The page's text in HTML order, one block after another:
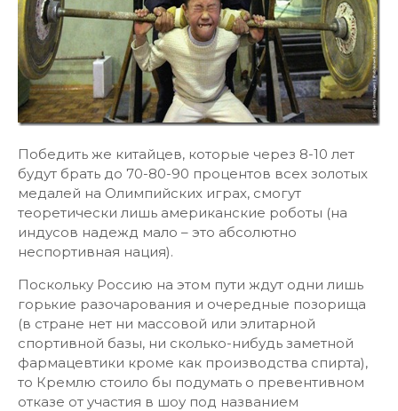
Победить же китайцев, которые через 8-10 лет
будут брать до 70-80-90 процентов всех золотых
медалей на Олимпийских играх, смогут
теоретически лишь американские роботы (на
индусов надежд мало – это абсолютно
неспортивная нация).
Поскольку Россию на этом пути ждут одни лишь
горькие разочарования и очередные позорища
(в стране нет ни массовой или элитарной
спортивной базы, ни сколько-нибудь заметной
фармацевтики кроме как производства спирта),
то Кремлю стоило бы подумать о превентивном
отказе от участия в шоу под названием